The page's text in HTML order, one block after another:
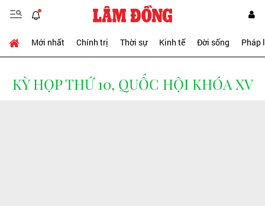
Mới nhất Chính trị Thời sự Kinh tế Đời sống Pháp
KỲ HỌP THỨ 10, QUỐC HỘI KHÓA XV